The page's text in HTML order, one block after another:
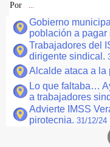
Por
Gobierno
población a
Trabajadores del
dirigente sindical.
Alcalde ataca a la
Lo que faltaba…
a trabajadores
Advierte IMSS
pirotecnia. 31/12/24